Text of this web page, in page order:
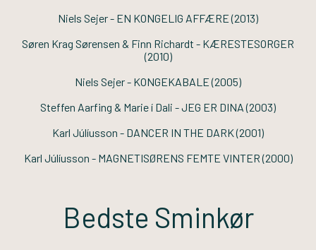
Niels Sejer - EN KONGELIG AFFÆRE(2013)
Søren Krag Sørensen & Finn Richardt - KÆRESTESORGER
(2010)
Niels Sejer - KONGEKABALE(2005)
Steffen Aarfing & Marie í Dali -JEG ER DINA(2003)
Karl Júlíusson - DANCER IN THE DARK(2001)
Karl Júlíusson - MAGNETISØRENS FEMTE VINTER(2000)
Bedste Sminkør